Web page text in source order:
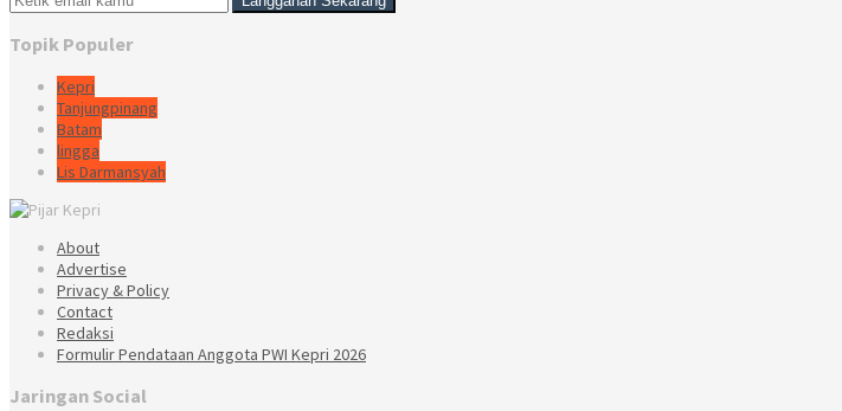
Topik Populer
Kepri
Tanjungpinang
Batam
lingga
Lis Darmansyah
About
Advertise
Privacy & Policy
Contact
Redaksi
Formulir Pendataan Anggota PWI Kepri 2026
Jaringan Social